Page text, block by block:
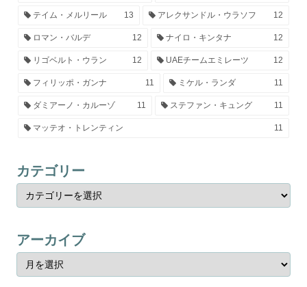
テイム・メルリール 13 アレクサンドル・ウラソフ 12
ロマン・バルデ 12 ナイロ・キンタナ 12
リゴベルト・ウラン 12 UAEチームエミレーツ 12
フィリッポ・ガンナ 11 ミケル・ランダ 11
ダミアーノ・カルーゾ 11 ステファン・キュング 11
マッテオ・トレンティン 11
カテゴリー
アーカイブ